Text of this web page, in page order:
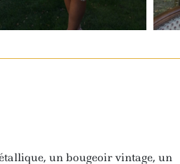
un bougeoir vintage, un